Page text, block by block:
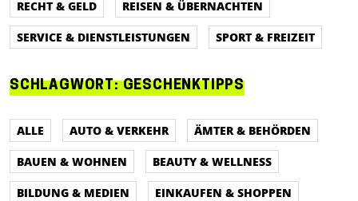
RECHT & GELD
REISEN & ÜBERNACHTEN
SERVICE & DIENSTLEISTUNGEN
SPORT & FREIZEIT
SCHLAGWORT:GESCHENKTIPPS
ALLE AUTO & VERKEHR
ÄMTER & BEHÖRDEN
BAUEN & WOHNEN
BEAUTY & WELLNESS
BILDUNG & MEDIEN
EINKAUFEN & SHOPPEN